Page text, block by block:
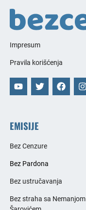
Impresum
Pravila korišćenja
EMISIJE
Bez Cenzure
Bez Pardona
Bez ustručavanja
Bez straha sa Nemanjom